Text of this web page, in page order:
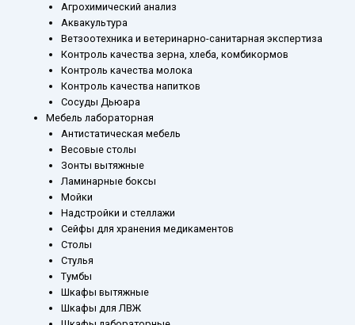
Агрохимический анализ
Аквакультура
Ветзоотехника и ветеринарно-санитарная экспертиза
Контроль качества зерна, хлеба, комбикормов
Контроль качества молока
Контроль качества напитков
Сосуды Дьюара
Мебель лабораторная
Антистатическая мебель
Весовые столы
Зонты вытяжные
Ламинарные боксы
Мойки
Надстройки и стеллажи
Сейфы для хранения медикаментов
Столы
Стулья
Тумбы
Шкафы вытяжные
Шкафы для ЛВЖ